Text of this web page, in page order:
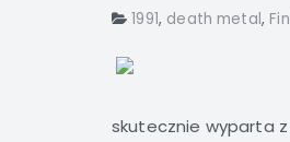
1991, death metal,
skutecznie wyparta z